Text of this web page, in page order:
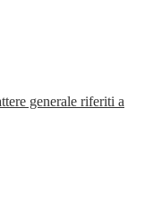
generale riferiti a